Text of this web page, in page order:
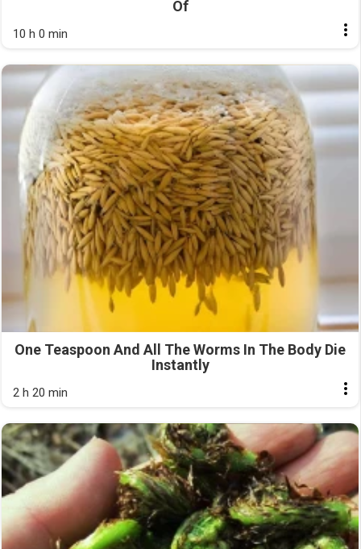
Of
10 h 0 min
One Teaspoon And All The Worms In The Body Die
Instantly
2 h 20 min